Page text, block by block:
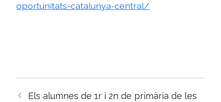
oportunitats-catalunya-central/
Navegació
Els alumnes de 1r i 2n de primària de les